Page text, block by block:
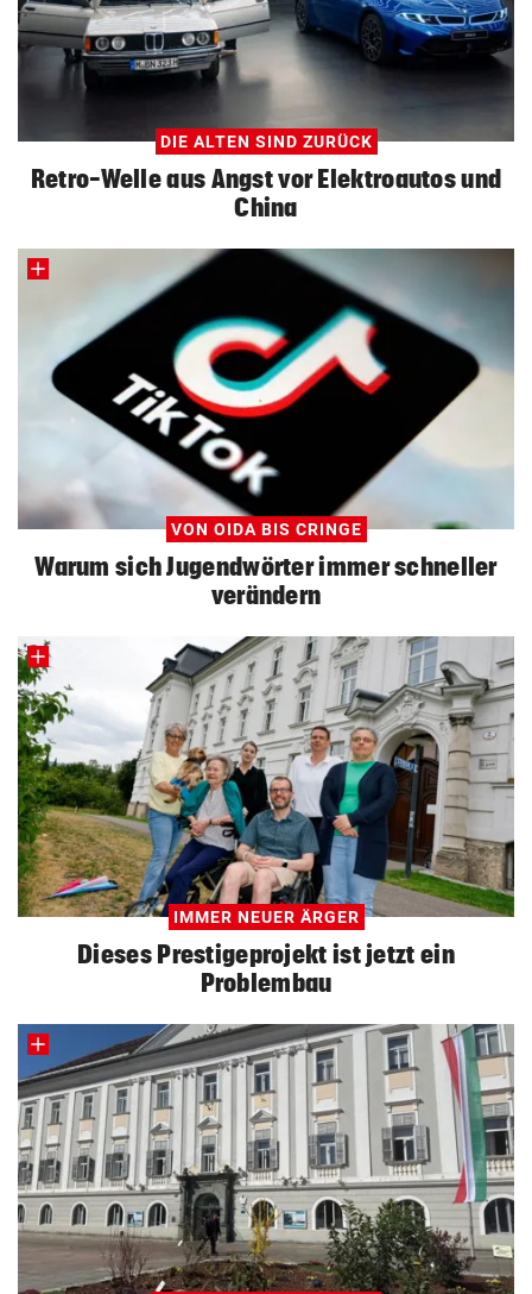
DIE ALTEN SIND ZURÜCK
Retro-Welle aus Angst vor Elektroautos und
China
VON OIDA BIS CRINGE
Warum sich Jugendwörter immer schneller
verändern
IMMER NEUER ÄRGER
Dieses Prestigeprojekt ist jetzt ein
Problembau